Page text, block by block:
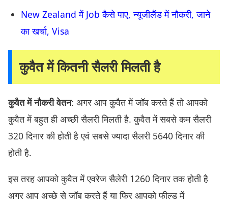
New Zealand में Job कैसे पाए, न्यूजीलैंड में नौकरी, जाने
का खर्चा, Visa
कुवैत में कितनी सैलरी मिलती है
कुवैत में नौकरी वेतन: अगर आप कुवैत में जॉब करते हैं तो आपको
कुवैत में बहुत ही अच्छी सैलरी मिलती है. कुवैत में सबसे कम सैलरी
320 दिनार की होती है एवं सबसे ज्यादा सैलरी 5640 दिनार की
होती है.
इस तरह आपको कुवैत में एवरेज सैलेरी 1260 दिनार तक होती है
अगर आप अच्छे से जॉब करते हैं या फिर आपको फील्ड में